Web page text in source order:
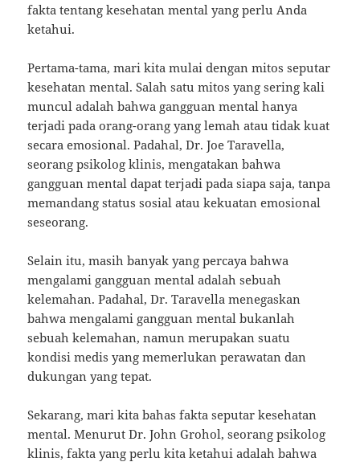
fakta tentang kesehatan mental yang perlu Anda
ketahui.
Pertama-tama, mari kita mulai dengan mitos seputar
kesehatan mental. Salah satu mitos yang sering kali
muncul adalah bahwa gangguan mental hanya
terjadi pada orang-orang yang lemah atau tidak kuat
secara emosional. Padahal, Dr. Joe Taravella,
seorang psikolog klinis, mengatakan bahwa
gangguan mental dapat terjadi pada siapa saja, tanpa
memandang status sosial atau kekuatan emosional
seseorang.
Selain itu, masih banyak yang percaya bahwa
mengalami gangguan mental adalah sebuah
kelemahan. Padahal, Dr. Taravella menegaskan
bahwa mengalami gangguan mental bukanlah
sebuah kelemahan, namun merupakan suatu
kondisi medis yang memerlukan perawatan dan
dukungan yang tepat.
Sekarang, mari kita bahas fakta seputar kesehatan
mental. Menurut Dr. John Grohol, seorang psikolog
klinis, fakta yang perlu kita ketahui adalah bahwa